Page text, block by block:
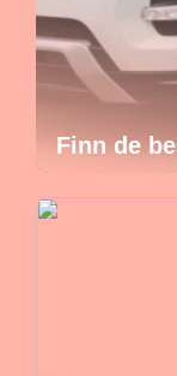
Finn de